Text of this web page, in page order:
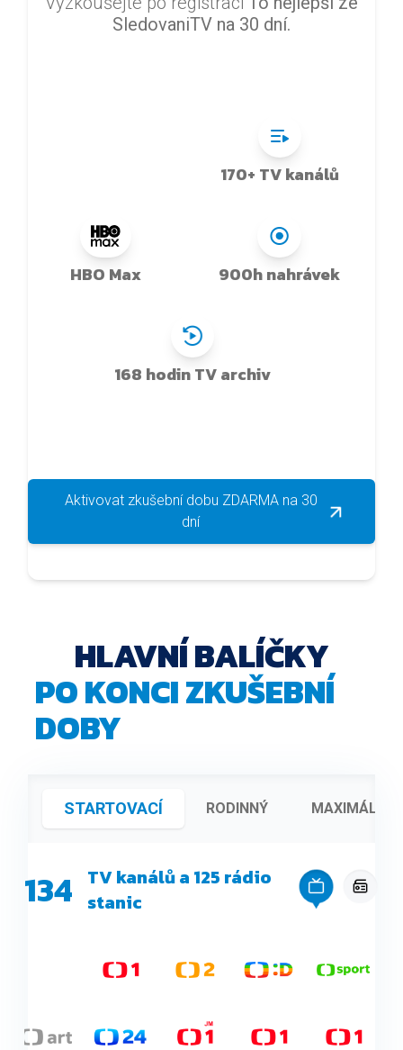
SledovaniTV na 30 dní.
170+ TV kanálů
HBO Max 900h nahrávek
168 hodin TV archiv
Aktivovat zkušební dobu ZDARMA na 30
dní
HLAVNÍ BALÍČKY
PO KONCI ZKUŠEBNÍ
DOBY
STARTOVACÍ RODINNÝ MAXIMÁLNÍ
134 TV kanálů a 125 rádio
stanic